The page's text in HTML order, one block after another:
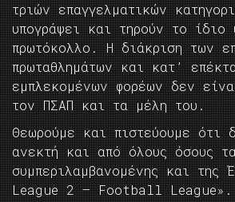
τριών επαγγελματικών
υπογράψει και τηρούν το ίδιο
πρωτόκολλο. Η διάκριση των
πρωταθλημάτων και κατ’
εμπλεκομένων φορέων δεν
τον ΠΣΑΠ και τα μέλη του.
Θεωρούμε και πιστεύουμε ότι
ανεκτή και από όλους όσους
συμπεριλαμβανομένης και της
League 2 – Football League».